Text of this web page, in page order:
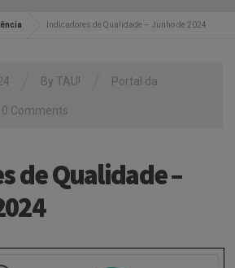
Indicadores de Qualidade – Junho de 2024
By TAU! Portal da
0 Comments
de Qualidade –